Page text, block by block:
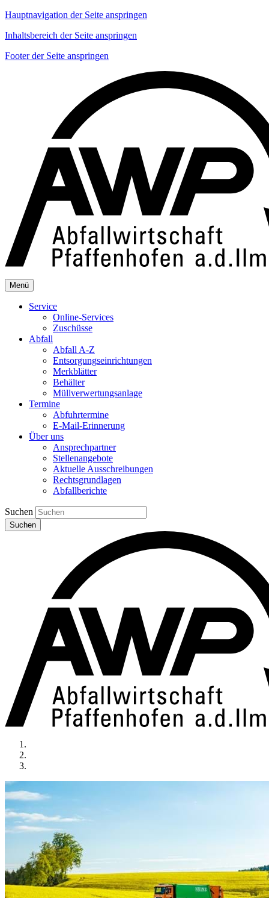
Hauptnavigation der Seite anspringen
Inhaltsbereich der Seite anspringen
Footer der Seite anspringen
Menü
Service
Online-Services
Zuschüsse
Abfall
Abfall A-Z
Entsorgungseinrichtungen
Merkblätter
Behälter
Müllverwertungsanlage
Termine
Abfuhrtermine
E-Mail-Erinnerung
Über uns
Ansprechpartner
Stellenangebote
Aktuelle Ausschreibungen
Rechtsgrundlagen
Abfallberichte
Suchen
Suchen